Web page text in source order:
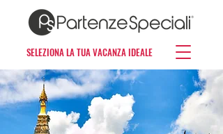
SELEZIONA LA TUA VACANZA IDEALE